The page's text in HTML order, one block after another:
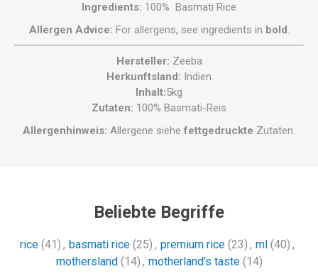
Ingredients: 100% Basmati Rice
Allergen Advice: For allergens, see ingredients in bold.
Hersteller: Zeeba
Herkunftsland: Indien
Inhalt:5kg
Zutaten: 100% Basmati-Reis
Allergenhinweis: Allergene siehe fettgedruckte Zutaten.
Beliebte Begriffe
rice (41) , basmati rice (25) , premium rice (23) , ml (40) ,
mothersland (14) , motherland's taste (14)